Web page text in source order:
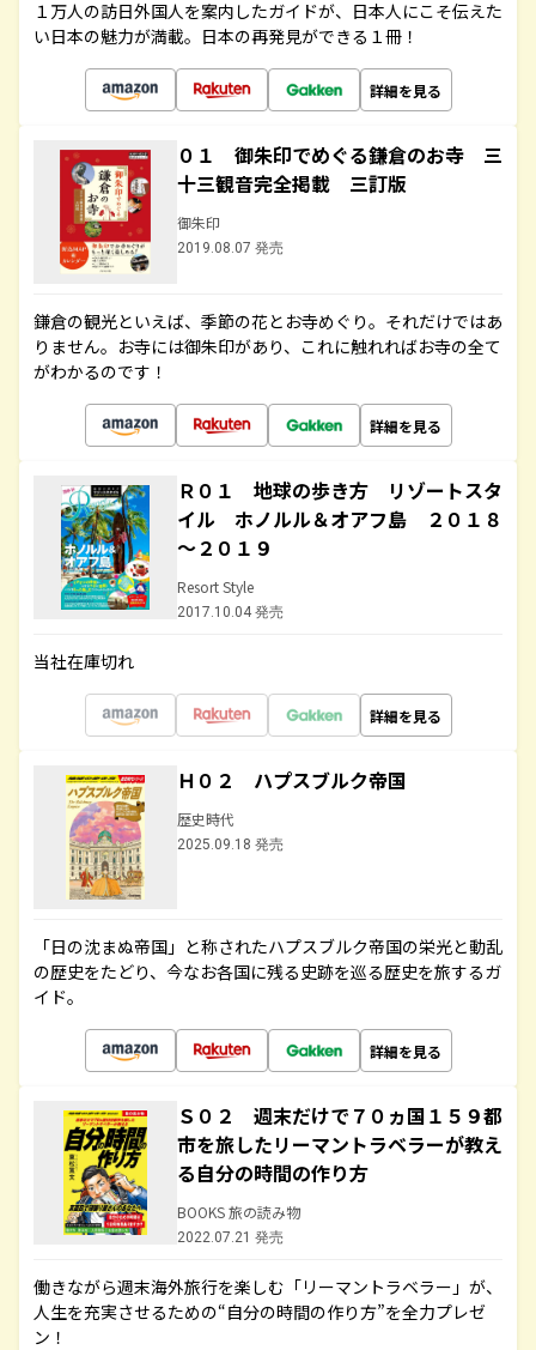
１万人の訪日外国人を案内したガイドが、日本人にこそ伝えた
い日本の魅力が満載。日本の再発見ができる１冊！
詳細を見る
０１ 御朱印でめぐる鎌倉のお寺 三
十三観音完全掲載 三訂版
御朱印
2019.08.07 発売
鎌倉の観光といえば、季節の花とお寺めぐり。それだけではあ
りません。お寺には御朱印があり、これに触れればお寺の全て
がわかるのです！
詳細を見る
Ｒ０１ 地球の歩き方 リゾートスタ
イル ホノルル＆オアフ島 ２０１８
～２０１９
Resort Style
2017.10.04 発売
当社在庫切れ
詳細を見る
Ｈ０２ ハプスブルク帝国
歴史時代
2025.09.18 発売
「日の沈まぬ帝国」と称されたハプスブルク帝国の栄光と動乱
の歴史をたどり、今なお各国に残る史跡を巡る歴史を旅するガ
イド。
詳細を見る
Ｓ０２ 週末だけで７０ヵ国１５９都
市を旅したリーマントラベラーが教え
る自分の時間の作り方
BOOKS 旅の読み物
2022.07.21 発売
働きながら週末海外旅行を楽しむ「リーマントラベラー」が、
人生を充実させるための“自分の時間の作り方”を全力プレゼ
ン！